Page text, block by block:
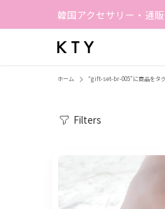
韓国アクセサリー・通
ホーム “gift-set-br-005”に商品をタ
Filters